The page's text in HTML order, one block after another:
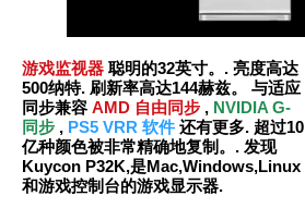
游戏监视器 聪明的32英寸。. 亮度高达
500纳特. 刷新率高达144赫兹。 与适应
同步兼容 AMD 自由同步 , NVIDIA G-
同步 , PS5 VRR 软件还有更多. 超过10
亿种颜色被非常精确地复制。. 发现
Kuycon P32K,是Mac,Windows,Linux
和游戏控制台的游戏显示器.